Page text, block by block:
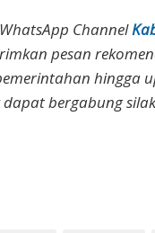
Channel
pesan
hingga
bergabung